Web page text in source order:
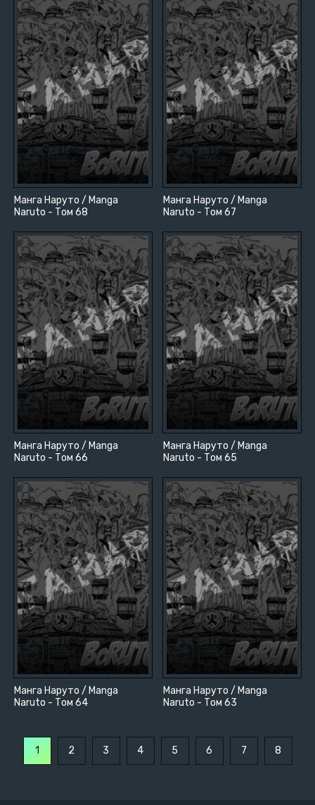
Манга Наруто / Manga
Naruto - Том 68
Манга Наруто / Manga
Naruto - Том 67
Манга Наруто / Manga
Naruto - Том 66
Манга Наруто / Manga
Naruto - Том 65
Манга Наруто / Manga
Naruto - Том 64
Манга Наруто / Manga
Naruto - Том 63
1 2 3 4 5 6 7 8